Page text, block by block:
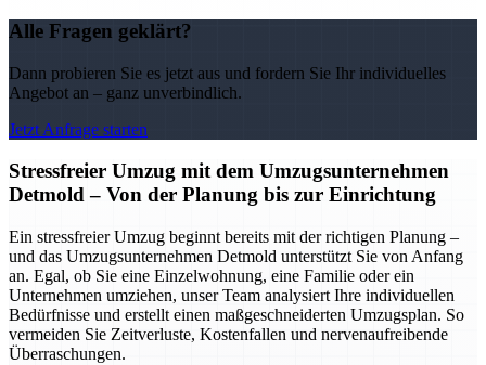
Alle Fragen geklärt?
Dann probieren Sie es jetzt aus und fordern Sie Ihr individuelles
Angebot an – ganz unverbindlich.
Jetzt Anfrage starten
Stressfreier Umzug mit dem Umzugsunternehmen
Detmold – Von der Planung bis zur Einrichtung
Ein stressfreier Umzug beginnt bereits mit der richtigen Planung –
und das Umzugsunternehmen Detmold unterstützt Sie von Anfang
an. Egal, ob Sie eine Einzelwohnung, eine Familie oder ein
Unternehmen umziehen, unser Team analysiert Ihre individuellen
Bedürfnisse und erstellt einen maßgeschneiderten Umzugsplan. So
vermeiden Sie Zeitverluste, Kostenfallen und nervenaufreibende
Überraschungen.